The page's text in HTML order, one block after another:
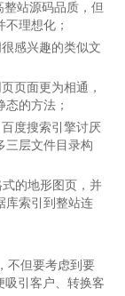
站源码品质，但
理想化；
感兴趣的类似文
页面更为相通，
的方法；
度搜索引擎讨厌
三层文件目录构
的地形图页，并
库索引到整站连
不但要考虑到要
吸引客户、转换客